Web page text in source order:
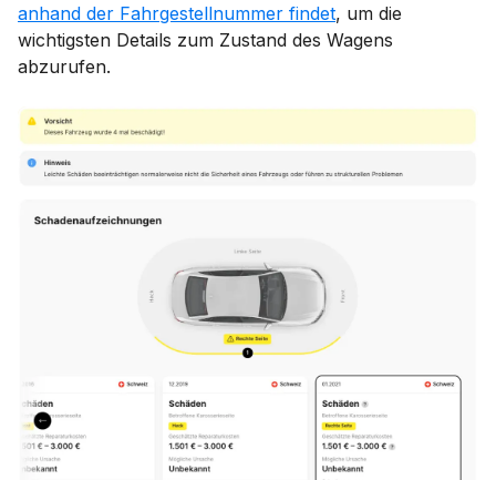
anhand der Fahrgestellnummer findet, um die
wichtigsten Details zum Zustand des Wagens
abzurufen.